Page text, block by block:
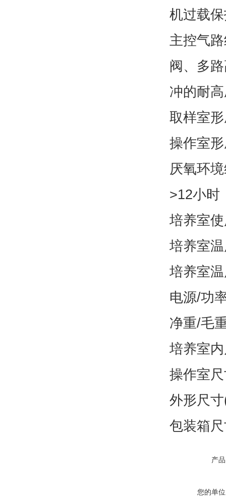
您的姓
联系电
详细地
补充说
验证
上一篇：
厌氧培
下一篇：厌氧培
公司介绍
© 2018